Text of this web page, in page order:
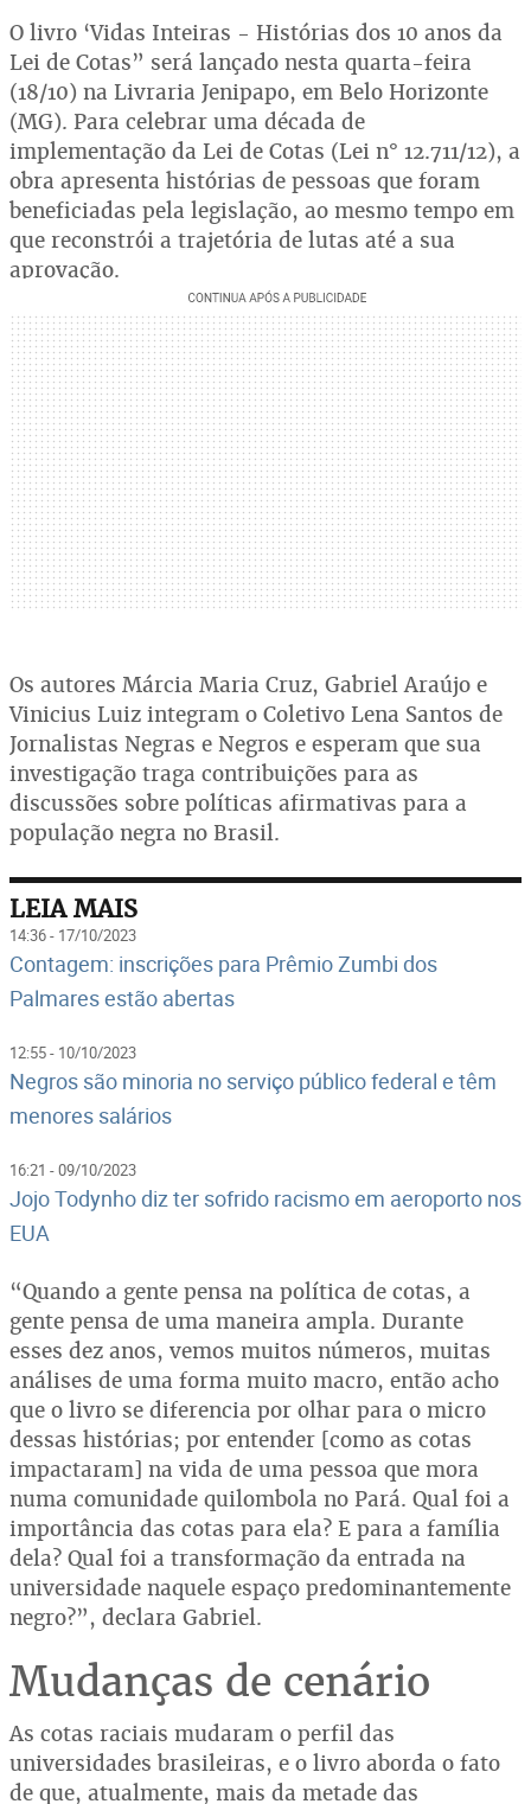
O livro ‘Vidas Inteiras - Histórias dos 10 anos da
Lei de Cotas” será lançado nesta quarta-feira
(18/10) na Livraria Jenipapo, em Belo Horizonte
(MG). Para celebrar uma década de
implementação da Lei de Cotas (Lei n° 12.711/12), a
obra apresenta histórias de pessoas que foram
beneficiadas pela legislação, ao mesmo tempo em
que reconstrói a trajetória de lutas até a sua
aprovação.
Os autores Márcia Maria Cruz, Gabriel Araújo e
Vinicius Luiz integram o Coletivo Lena Santos de
Jornalistas Negras e Negros e esperam que sua
investigação traga contribuições para as
discussões sobre políticas afirmativas para a
população negra no Brasil.
LEIA MAIS
14:36 - 17/10/2023
Contagem: inscrições para Prêmio Zumbi dos
Palmares estão abertas
12:55 - 10/10/2023
Negros são minoria no serviço público federal e têm
menores salários
16:21 - 09/10/2023
Jojo Todynho diz ter sofrido racismo em aeroporto nos
EUA
“Quando a gente pensa na política de cotas, a
gente pensa de uma maneira ampla. Durante
esses dez anos, vemos muitos números, muitas
análises de uma forma muito macro, então acho
que o livro se diferencia por olhar para o micro
dessas histórias; por entender [como as cotas
impactaram] na vida de uma pessoa que mora
numa comunidade quilombola no Pará. Qual foi a
importância das cotas para ela? E para a família
dela? Qual foi a transformação da entrada na
universidade naquele espaço predominantemente
negro?”, declara Gabriel.
Mudanças de cenário
As cotas raciais mudaram o perfil das
universidades brasileiras, e o livro aborda o fato
de que, atualmente, mais da metade das